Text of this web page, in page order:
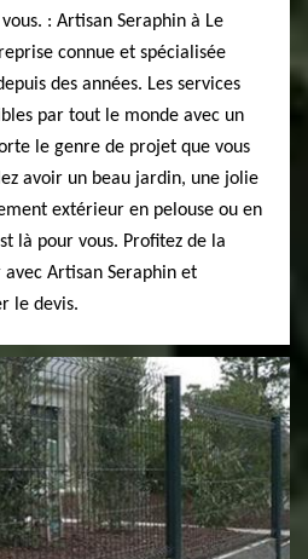
: Artisan Seraphin à Le
connue et spécialisée
des années. Les services
par tout le monde avec un
le genre de projet que vous
avoir un beau jardin, une jolie
extérieur en pelouse ou en
là pour vous. Profitez de la
Artisan Seraphin et
le devis.